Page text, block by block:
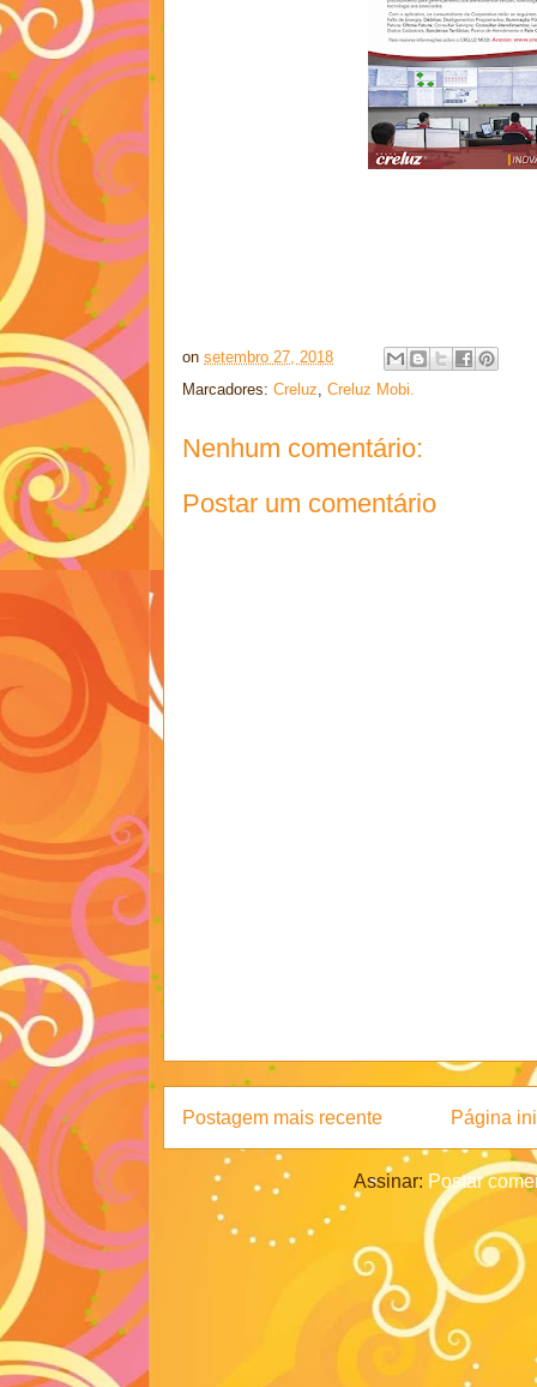
on setembro 27, 2018
Marcadores: Creluz, Creluz Mobi.
Nenhum comentário:
Postar um comentário
Postagem mais recente Página
Assinar: Postar